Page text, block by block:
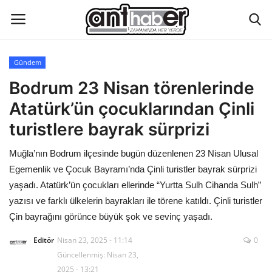
Künye
Eğitim
Hakkımızda
İletişim
Asayiş
Gündem
Bodrum 23 Nisan törenlerinde
Atatürk’ün çocuklarından Çinli
turistlere bayrak sürprizi
Muğla’nın Bodrum ilçesinde bugün düzenlenen 23 Nisan Ulusal
Egemenlik ve Çocuk Bayramı’nda Çinli turistler bayrak sürprizi
yaşadı. Atatürk’ün çocukları ellerinde “Yurtta Sulh Cihanda Sulh”
yazısı ve farklı ülkelerin bayrakları ile törene katıldı. Çinli turistler
Çin bayrağını görünce büyük şok ve sevinç yaşadı.
Editör Nisan 23, 2025 - 11:14
Güncellenmiş: Nisan 23,
2025 - 13:21
0